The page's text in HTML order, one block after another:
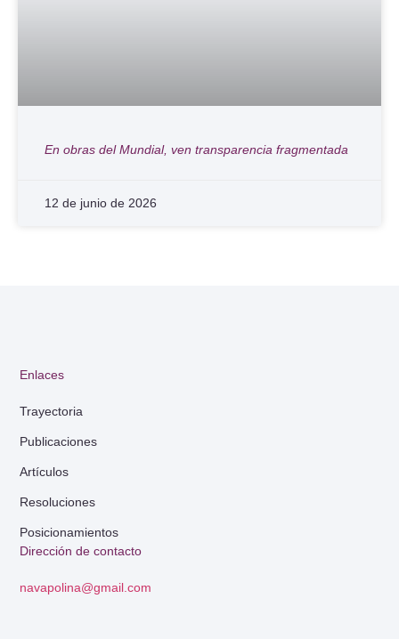
En obras del Mundial, ven transparencia fragmentada
12 de junio de 2026
Dirección de contacto
navapolina@gmail.com
Enlaces
Trayectoria
Publicaciones
Artículos
Resoluciones
Posicionamientos